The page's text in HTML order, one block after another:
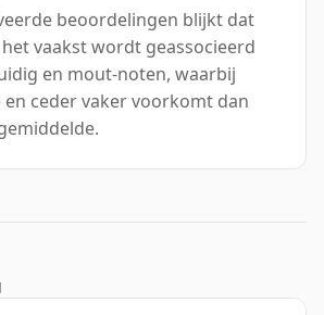
beoordelingen blijkt dat
vaakst wordt geassocieerd
en mout-noten, waarbij
en ceder vaker voorkomt dan